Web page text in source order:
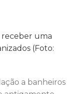
a banheiros